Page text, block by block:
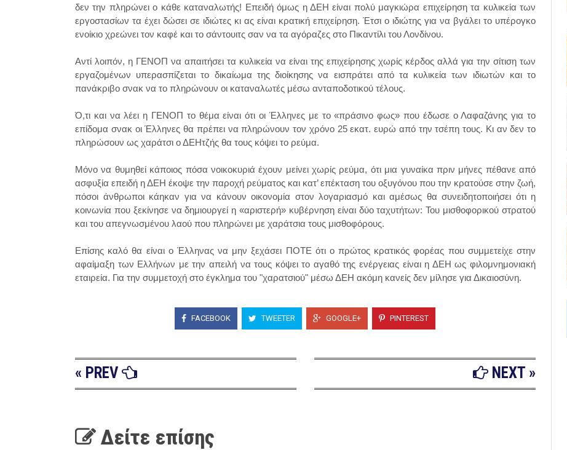
δεν την πληρώνει ο κάθε καταναλωτής! Επειδή όμως η ΔΕΗ είναι πολύ μαγκιώρα επιχείρηση τα κυλικεία των
εργοστασίων τα έχει δώσει σε ιδιώτες κι ας είναι κρατική επιχείρηση. Έτσι ο ιδιώτης για να βγάλει το υπέρογκο
ενοίκιο χρεώνει τον καφέ και το σάντουιτς σαν να τα αγόραζες στο Πικαντίλι του Λονδίνου.
Αντί λοιπόν, η ΓΕΝΟΠ να απαιτήσει τα κυλικεία να είναι της επιχείρησης χωρίς κέρδος αλλά για την σίτιση των
εργαζομένων υπερασπίζεται το δικαίωμα της διοίκησης να εισπράτει από τα κυλικεία των ιδιωτών και το
πανάκριβο σνακ να το πληρώνουν οι καταναλωτές μέσω ανταποδοτικού τέλους.
Ό,τι και να λέει η ΓΕΝΟΠ το θέμα είναι ότι οι Έλληνες με το «πράσινο φως» που έδωσε ο Λαφαζάνης για το
επίδομα σνακ οι Έλληνες θα πρέπει να πληρώνουν τον χρόνο 25 εκατ. ευρώ από την τσέπη τους. Κι αν δεν το
πληρώσουν ως χαράτσι ο ΔΕΗτζής θα τους κόψει το ρεύμα.
Μόνο να θυμηθεί κάποιος πόσα νοικοκυριά έχουν μείνει χωρίς ρεύμα, ότι μια γυναίκα πριν μήνες πέθανε από
ασφυξία επειδή η ΔΕΗ έκοψε την παροχή ρεύματος και κατ’ επέκταση του οξυγόνου που την κρατούσε στην ζωή,
πόσοι άνθρωποι κάηκαν για να κάνουν οικονομία στον λογαριασμό και αμέσως θα συνειδητοποιήσει ότι η
κοινωνία που ξεκίνησε να δημιουργεί η «αριστερή» κυβέρνηση είναι δύο ταχυτήτων: Του μισθοφορικού στρατού
και του απεγνωσμένου λαού που πληρώνει με χαράτσια τους μισθοφόρους.
Επίσης καλό θα είναι ο Έλληνας να μην ξεχάσει ΠΟΤΕ ότι ο πρώτος κρατικός φορέας που συμμετείχε στην
αφαίμαξη των Ελλήνων με την απειλή να τους κόψει το αγαθό της ενέργειας είναι η ΔΕΗ ως φιλομνημονιακή
εταιρεία. Για την συμμετοχή στο έγκλημα του "χαρατσιού" μέσω ΔΕΗ ακόμη κανείς δεν μίλησε για Δικαιοσύνη.
FACEBOOK TWEETER GOOGLE+ PINTEREST
« PREV NEXT »
Δείτε επίσης